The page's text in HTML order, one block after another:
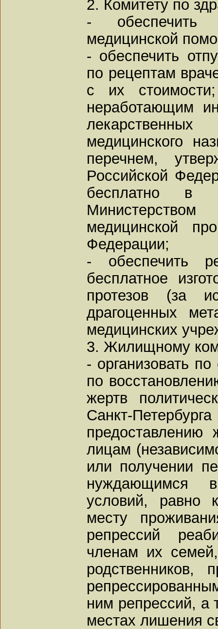
2. Комитету по
- обеспечить
медицинской
- обеспечить
по рецептам
с их
неработающим
медицинского
перечнем,
Российской
бесплатно в
медицинской
Федерации;
- обеспечить
бесплатное
протезов (за
драгоценных
медицинских
3. Жилищному
- организовать
по
жертв
Санкт-
предоставлению
лицам
или получении
нуждающимся
условий, равно
месту
репрессий
членам их
родственников,
ним репрессий, а
местах лишения